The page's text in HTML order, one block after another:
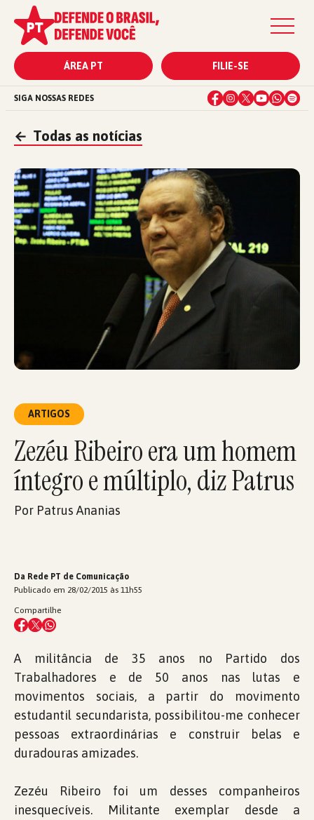
ÁREA PT FILIE-SE
SIGA NOSSAS REDES
← Todas as notícias
ARTIGOS
Zezéu Ribeiro era um homem
íntegro e múltiplo, diz Patrus
Por Patrus Ananias
Da Rede PT de Comunicação
Publicado em 28/02/2015 às 11h55
Compartilhe
A militância de 35 anos no Partido dos
Trabalhadores e de 50 anos nas lutas e
movimentos sociais, a partir do movimento
estudantil secundarista, possibilitou-me conhecer
pessoas extraordinárias e construir belas e
duradouras amizades.
Zezéu Ribeiro foi um desses companheiros
inesquecíveis. Militante exemplar desde a